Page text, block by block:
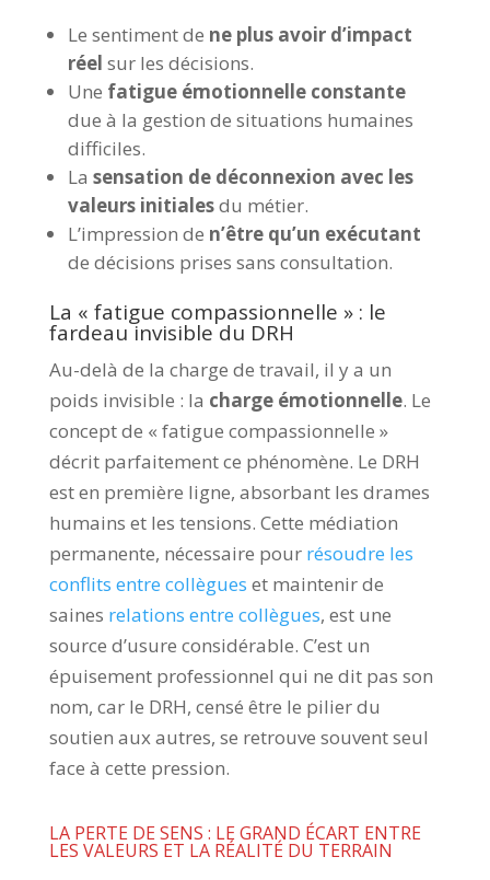
Le sentiment de ne plus avoir d’impact
réel sur les décisions.
Une fatigue émotionnelle constante
due à la gestion de situations humaines
difficiles.
La sensation de déconnexion avec les
valeurs initialesdu métier.
L’impression de n’être qu’un exécutant
de décisions prises sans consultation.
La « fatigue compassionnelle » : le
fardeau invisible du DRH
Au-delà de la charge de travail, il y a un
poids invisible : la charge émotionnelle. Le
concept de « fatigue compassionnelle »
décrit parfaitement ce phénomène. Le DRH
est en première ligne, absorbant les drames
humains et les tensions. Cette médiation
permanente, nécessaire pour résoudre les
conflits entre collègues et maintenir de
saines relations entre collègues, est une
source d’usure considérable. C’est un
épuisement professionnel qui ne dit pas son
nom, car le DRH, censé être le pilier du
soutien aux autres, se retrouve souvent seul
face à cette pression.
LA PERTE DE SENS : LE GRAND ÉCART ENTRE
LES VALEURS ET LA RÉALITÉ DU TERRAIN